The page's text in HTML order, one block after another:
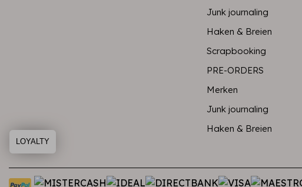
Junk journaling
Haken & Breien
Scrapbooking
PRE-ORDERS
Merken
Junk journaling
Haken & Breien
LOYALTY